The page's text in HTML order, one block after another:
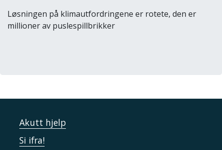
Løsningen på klimautfordringene er rotete, den er
millioner av puslespillbrikker
Akutt hjelp
Si ifra!